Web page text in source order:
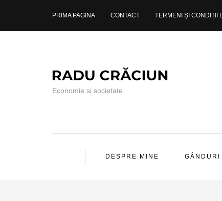
PRIMA PAGINA CONTACT TERMENI ȘI CONDIȚII
Economie si societate
DESPRE MINE GÂNDURI